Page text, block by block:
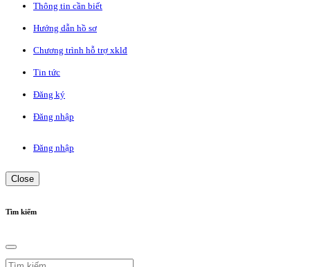
Thông tin cần biết
Hướng dẫn hồ sơ
Chương trình hỗ trợ xklđ
Tin tức
Đăng ký
Đăng nhập
Đăng nhập
Close
Tìm kiếm